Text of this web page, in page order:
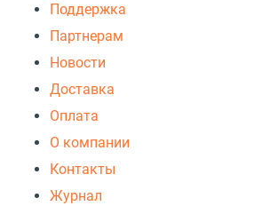
Поддержка
Партнерам
Новости
Доставка
Оплата
О компании
Контакты
Журнал